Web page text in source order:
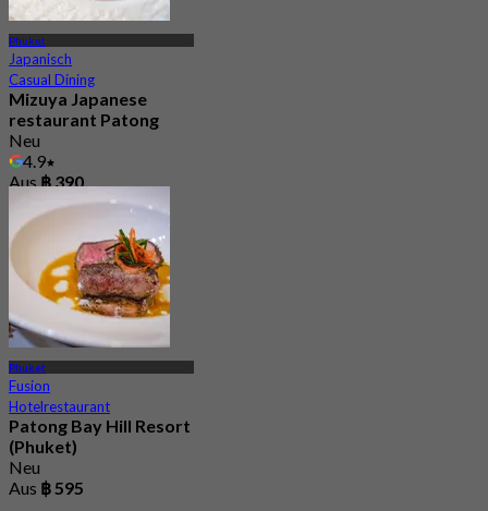
Phuket
Japanisch
Casual Dining
Mizuya Japanese
restaurant Patong
Neu
4.9
Aus ฿ 390
Phuket
Fusion
Hotelrestaurant
Patong Bay Hill Resort
(Phuket)
Neu
Aus ฿ 595